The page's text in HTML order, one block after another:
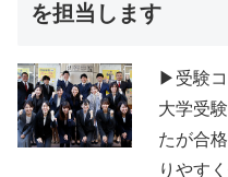
を担当します
▶受験
大学受
たが合
りやす